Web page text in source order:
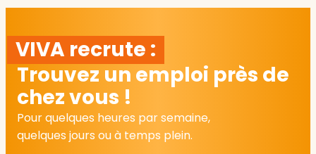
VIVA recrute :
Trouvez un emploi près de
chez vous !
Pour quelques heures par semaine,
quelques jours ou à temps plein.